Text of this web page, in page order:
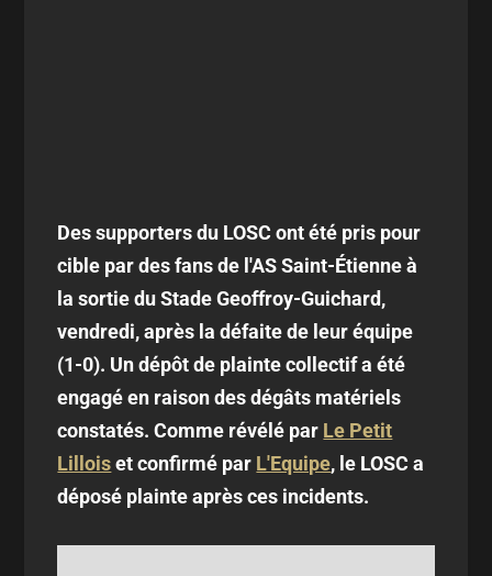
Des supporters du LOSC ont été pris pour
cible par des fans de l'AS Saint-Étienne à
la sortie du Stade Geoffroy-Guichard,
vendredi, après la défaite de leur équipe
(1-0). Un dépôt de plainte collectif a été
engagé en raison des dégâts matériels
constatés. Comme révélé par Le Petit
Lilloiset confirmé par L'Equipe, le LOSC a
déposé plainte après ces incidents.